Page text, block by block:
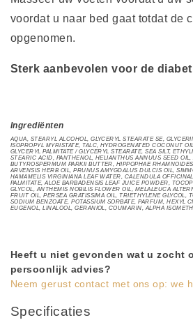
voordat u naar bed gaat totdat de
opgenomen.
Sterk aanbevolen voor de
Ingrediënten
AQUA, STEARYL ALCOHOL, GLYCERYL STEARATE SE,
ISOPROPYL MYRISTATE, TALC, HYDROGENATED COCONUT
GLYCERYL PALMITATE / GLYCERYL STEARATE, SEA SILT,
STEARIC ACID, PANTHENOL, HELIANTHUS ANNUUS SEED
BUTYROSPERMUM PARKII BUTTER, HIPPOPHAE
ARVENSIS HERB OIL, PRUNUS AMYGDALUS DULCIS OIL,
HAMAMELIS VIRGINIANA LEAF WATER, CALENDULA
PALMITATE, ALOE BARBADENSIS LEAF JUICE POWDER,
GLYCOL, ANTHEMIS NOBILIS FLOWER OIL, MELALEUCA
FRUIT OIL, PERSEA GRATISSIMA OIL, TRIETHYLENE GLYCOL,
SODIUM BENZOATE, POTASSIUM SORBATE, PARFUM, HEXYL
EUGENOL, LINALOOL, GERANIOL, COUMARIN, ALPHA
Heeft u niet gevonden wat u zocht
persoonlijk advies?
Neem gerust contact met ons op: we
Specificaties